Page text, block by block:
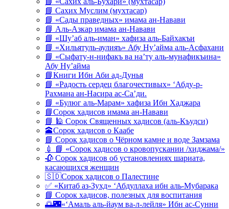
📘 Сахих Муслим (мухтасар)
📘 «Сады праведных» имама ан-Навави
📘 Аль-Азкар имама ан-Навави
📘 «Шу’аб аль-иман» хафиза аль-Байхакъи
📘 «Хильятуль-аулияъ» Абу Ну’айма аль-Асфахани
📘 «Сыфату-н-нифакъ ва на’ту аль-мунафикъина»
Абу Ну’айма
📘Книги Ибн Аби ад-Дунья
📘 «Радость сердец благочестивых» ‘Абду-р-
Рахмана ан-Насира ас-Са’ди.
📘 «Булюг аль-Марам» хафиза Ибн Хаджара
📘Сорок хадисов имама ан-Навави
📘 🕌 Сорок Священных хадисов (аль-Къудси)
🕋Сорок хадисов о Каабе
📘 Сорок хадисов о Чёрном камне и воде Замзама
💉 📘 «Сорок хадисов о кровопускании /хиджама/»
🥀 Сорок хадисов об установлениях шариата,
касающихся женщин
🇸🇩Сорок хадисов о Палестине
✅ «Китаб аз-Зухд» ‘Абдуллаха ибн аль-Мубарака
📘 Сорок хадисов, полезных для воспитания
🌅🌃«‘Амаль аль-йаум ва-л-лейля» Ибн ас-Сунни